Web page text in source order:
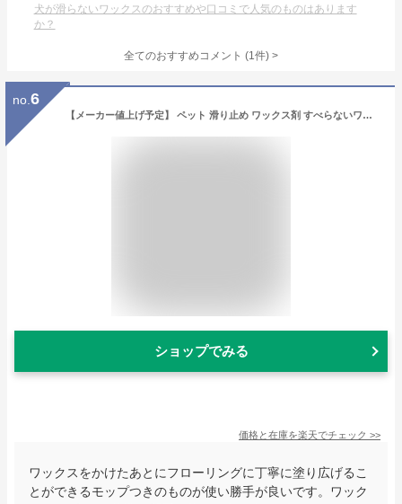
犬が滑らないワックスのおすすめや口コミで人気のものはあります
か？
全てのおすすめコメント (1件) >
no. 6
【メーカー値上げ予定】 ペット 滑り止め ワックス剤 すべらないワン！ワックス スターターセット（ワックス1L、モップ）床 木製フローリング 犬 猫 足腰 防滑 滑り防止 オシッコに強い 舐めても安心 米国製 床暖房 オーブ・テック
ショップでみる
価格と在庫を楽天でチェック >>
ワックスをかけたあとにフローリングに丁寧に塗り広げるこ
とができるモップつきのものが使い勝手が良いです。ワック